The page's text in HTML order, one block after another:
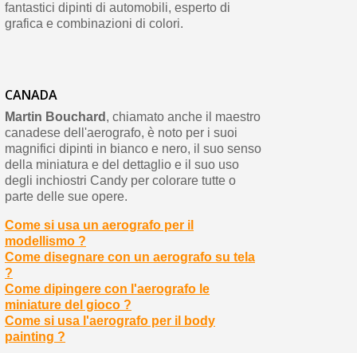
fantastici dipinti di automobili, esperto di
grafica e combinazioni di colori.
CANADA
Martin Bouchard , chiamato anche il maestro
canadese dell'aerografo, è noto per i suoi
magnifici dipinti in bianco e nero, il suo senso
della miniatura e del dettaglio e il suo uso
degli inchiostri Candy per colorare tutte o
parte delle sue opere.
Come si usa un aerografo per il
modellismo ?
Come disegnare con un aerografo su tela
?
Come dipingere con l'aerografo le
miniature del gioco ?
Come si usa l'aerografo per il body
painting ?